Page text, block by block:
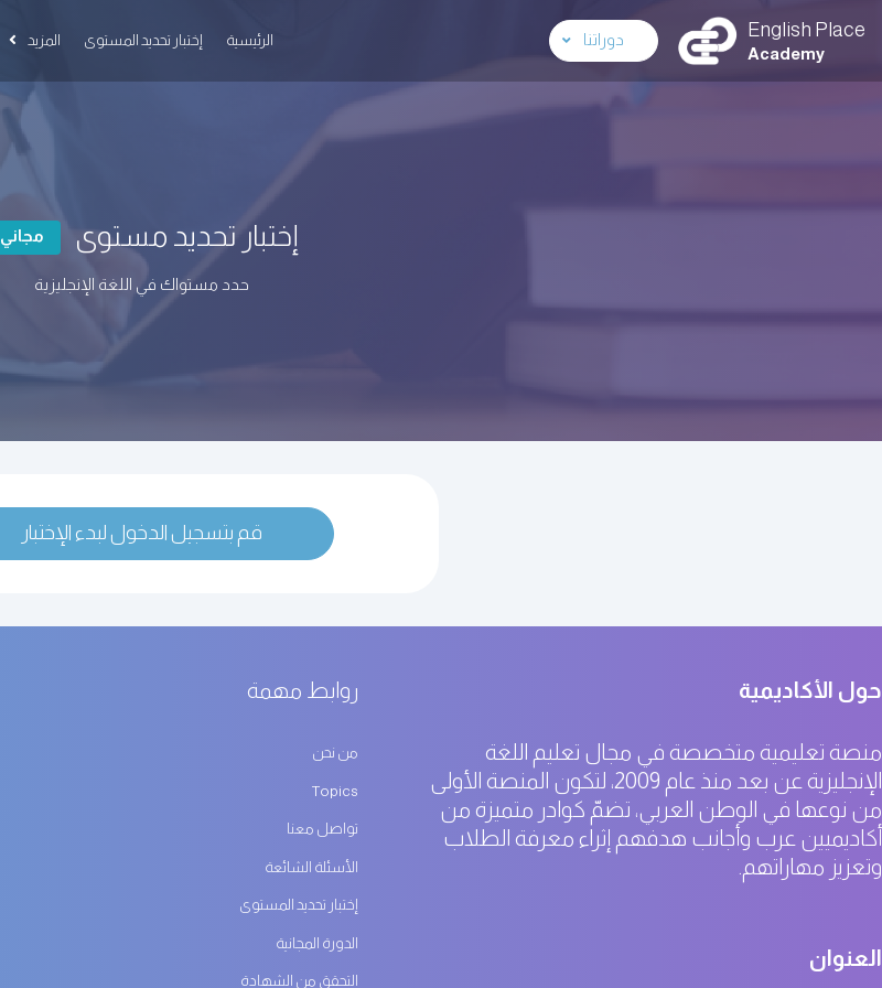
English Place
Academy
دوراتنا الرئيسية إختبار تحديد المستوى المزيد
إختبار تحديد مستوى مجاني
حدد مستواك في اللغة الإنجليزية
قم بتسجيل الدخول لبدء الإختبار
حول الأكاديمية
منصة تعليمية متخصصة في مجال تعليم اللغة
الإنجليزية عن بعد منذ عام 2009، لتكون المنصة الأولى
من نوعها في الوطن العربي، تضمّ كوادر متميزة من
أكاديميين عرب وأجانب هدفهم إثراء معرفة الطلاب
وتعزيز مهاراتهم.
العنوان
روابط مهمة
من نحن
Topics
تواصل معنا
الأسئلة الشائعة
إختبار تحديد المستوى
الدورة المجانية
التحقق من الشهادة